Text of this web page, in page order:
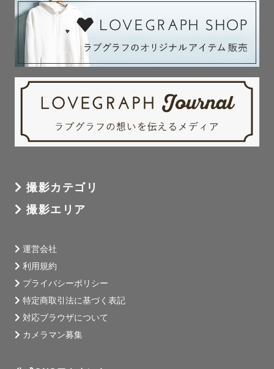
撮影カテゴリ
撮影エリア
運営会社
利用規約
プライバシーポリシー
特定商取引法に基づく表記
対応ブラウザについて
カメラマン募集